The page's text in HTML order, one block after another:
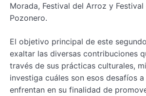
Morada, Festival del Arroz y
Pozonero.
El objetivo principal de este
exaltar las diversas contribuciones
través de sus prácticas culturales,
investiga cuáles son esos desafíos
enfrentan en su finalidad de